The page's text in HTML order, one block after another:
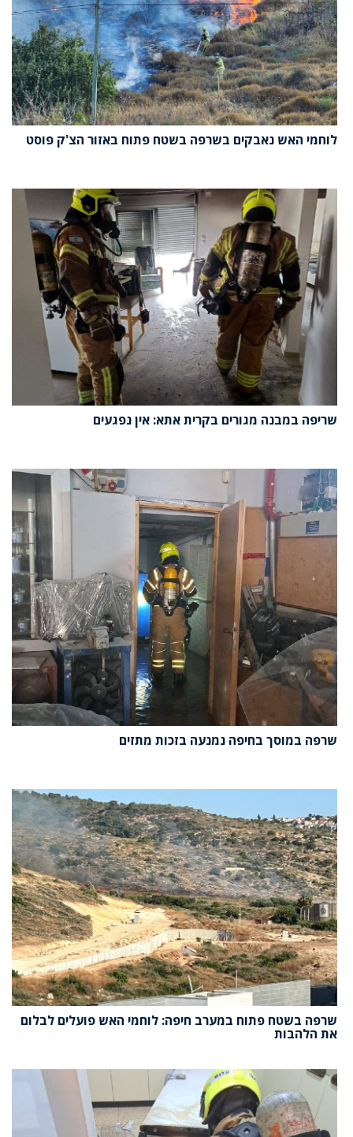
לוחמי האש נאבקים בשרפה בשטח פתוח באזור הצ'ק פוסט
שריפה במבנה מגורים בקרית אתא: אין נפגעים
שרפה במוסך בחיפה נמנעה בזכות מתזים
שרפה בשטח פתוח במערב חיפה: לוחמי האש פועלים לבלום
את הלהבות